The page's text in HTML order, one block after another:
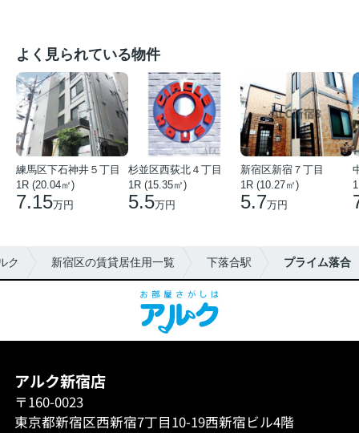
よく見られている物件
練馬区下石神井５丁目
1R (20.04㎡)
7.15万円
杉並区西荻北４丁目
1R (15.35㎡)
5.5万円
新宿区新宿７丁目
1R (10.27㎡)
5.7万円
ク 新宿区の賃貸居住用一覧 下落合駅 プライム落合
アルク新宿店
〒160-0023
東京都新宿区西新宿7丁目10-19西新宿ビル4階